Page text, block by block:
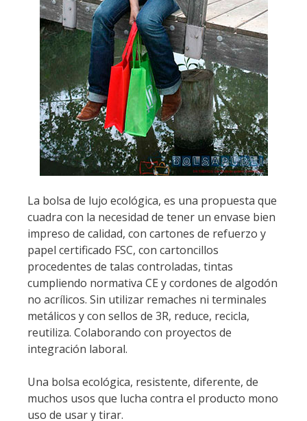
La bolsa de lujo ecológica, es una propuesta que
cuadra con la necesidad de tener un envase bien
impreso de calidad, con cartones de refuerzo y
papel certificado FSC, con cartoncillos
procedentes de talas controladas, tintas
cumpliendo normativa CE y cordones de algodón
no acrílicos. Sin utilizar remaches ni terminales
metálicos y con sellos de 3R, reduce, recicla,
reutiliza. Colaborando con proyectos de
integración laboral.
Una bolsa ecológica, resistente, diferente, de
muchos usos que lucha contra el producto mono
uso de usar y tirar.